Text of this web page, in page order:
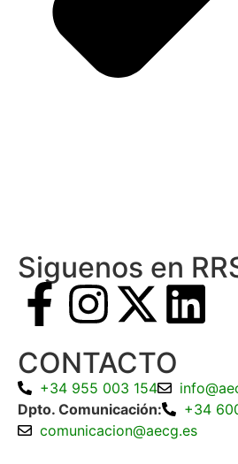
Siguenos en
CONTACTO
+34 955 003 154
Dpto. Comunicación:
+34
comunicacion@aecg.es